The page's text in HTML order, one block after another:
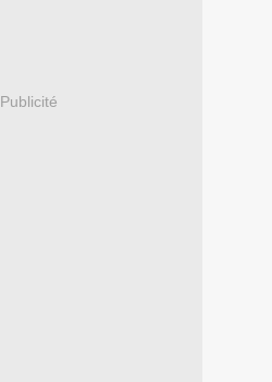
Publicité